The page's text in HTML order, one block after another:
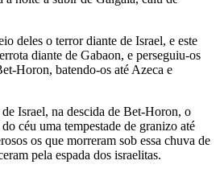
deles o terror diante de Israel, e este
diante de Gabaon, e perseguiu-os
Horon, batendo-os até Azeca e
Israel, na descida de Bet-Horon, o
céu uma tempestade de granizo até
os que morreram sob essa chuva de
pela espada dos israe­litas.